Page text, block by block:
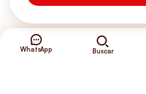
WhatsApp Buscar